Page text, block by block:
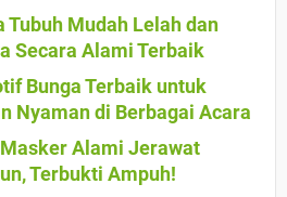
Tubuh Mudah Lelah dan
Secara Alami Terbaik
Bunga Terbaik untuk
Nyaman di Berbagai Acara
Alami Jerawat
Terbukti Ampuh!